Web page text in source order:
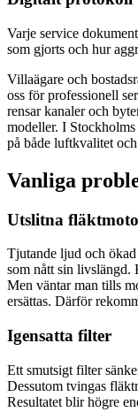
Varje service
som gjorts och hur
Villaägare och
oss för professionell
rensar kanaler och
modeller. I
på både luftkvalitet
Vanliga
Utslitna
Tjutande ljud och
som nått sin livslängd.
Men väntar man tills
ersättas. Därför
Igensatta filter
Ett smutsigt filter
Dessutom tvingas
Resultatet blir högre